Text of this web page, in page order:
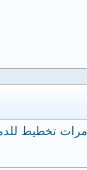
ابنتي عمرها الان سنتين اول تشنج كان في عمر ٨ شهور تم